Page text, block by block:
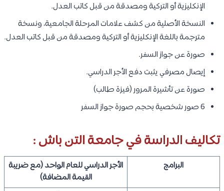
الإنكليزية أو التركية ومصدقة من قبل كاتب العدل.
النسخة الأصلية من كشف علامات المرحلة الجامعية، ونسخة
مترجمة باللغة الإنكليزية أو التركية ومصدقة من قبل كاتب العدل.
صورة عن جواز السفر.
إيصال مصرفي يثبت دفع الأجر الدراسي.
صورة عن تأشيرة المرور (فيزة طالب)
6 صور شخصية بحجم صورة جواز السفر
تكاليف الدراسة في جامعة التن باش :
البرامج
الأجر الدراسي للعام الواحد (مع ضريبة
القيمة المضافة)